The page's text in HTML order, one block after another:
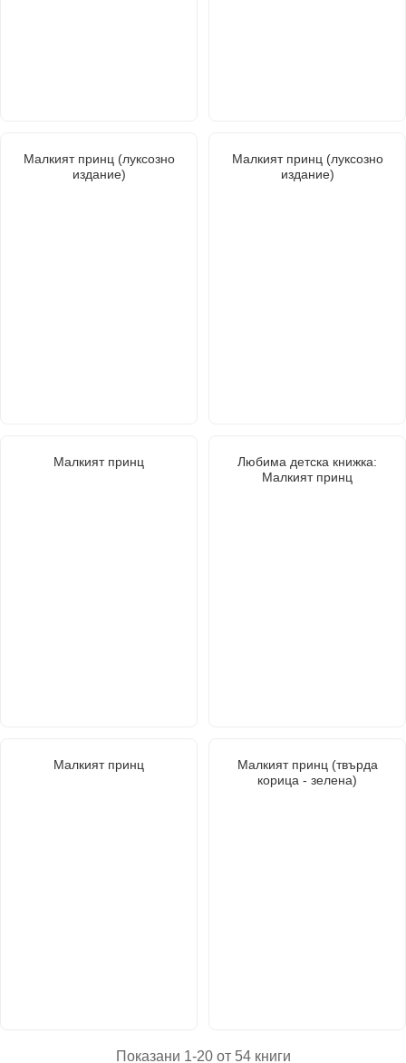
Малкият принц (луксозно
издание)
Малкият принц (луксозно
издание)
Малкият принц
Любима детска книжка:
Малкият принц
Малкият принц
Малкият принц (твърда
корица - зелена)
Показани 1-20 от 54 книги